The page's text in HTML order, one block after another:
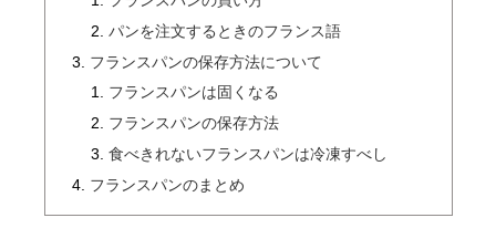
パンを注文するときのフランス語
フランスパンの保存方法について
フランスパンは固くなる
フランスパンの保存方法
食べきれないフランスパンは冷凍すべし
フランスパンのまとめ